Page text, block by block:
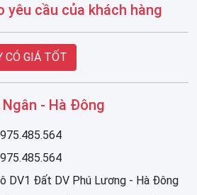
yêu cầu của khách hàng
CÓ GIÁ TỐT
- Hà Đông
DV1 Đất DV Phú Lương - Hà Đông